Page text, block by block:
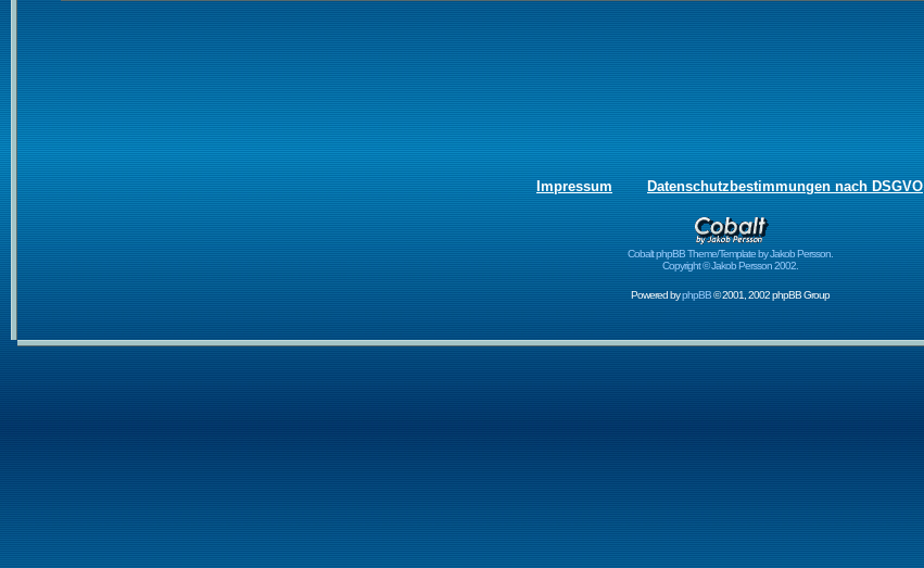
Impressum Datenschutzbestimmungen nach DSGVO
Cobalt phpBB Theme/Template by Jakob Persson.
Copyright © Jakob Persson 2002.
Powered byphpBB© 2001, 2002 phpBB Group